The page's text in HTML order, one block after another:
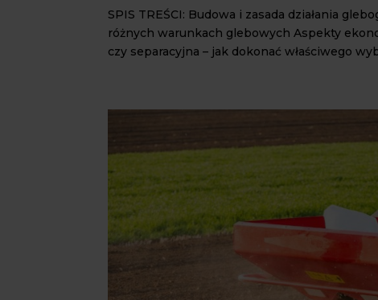
SPIS TREŚCI: Budowa i zasada działania
różnych warunkach glebowych Aspekty
czy separacyjna – jak dokonać właściwego